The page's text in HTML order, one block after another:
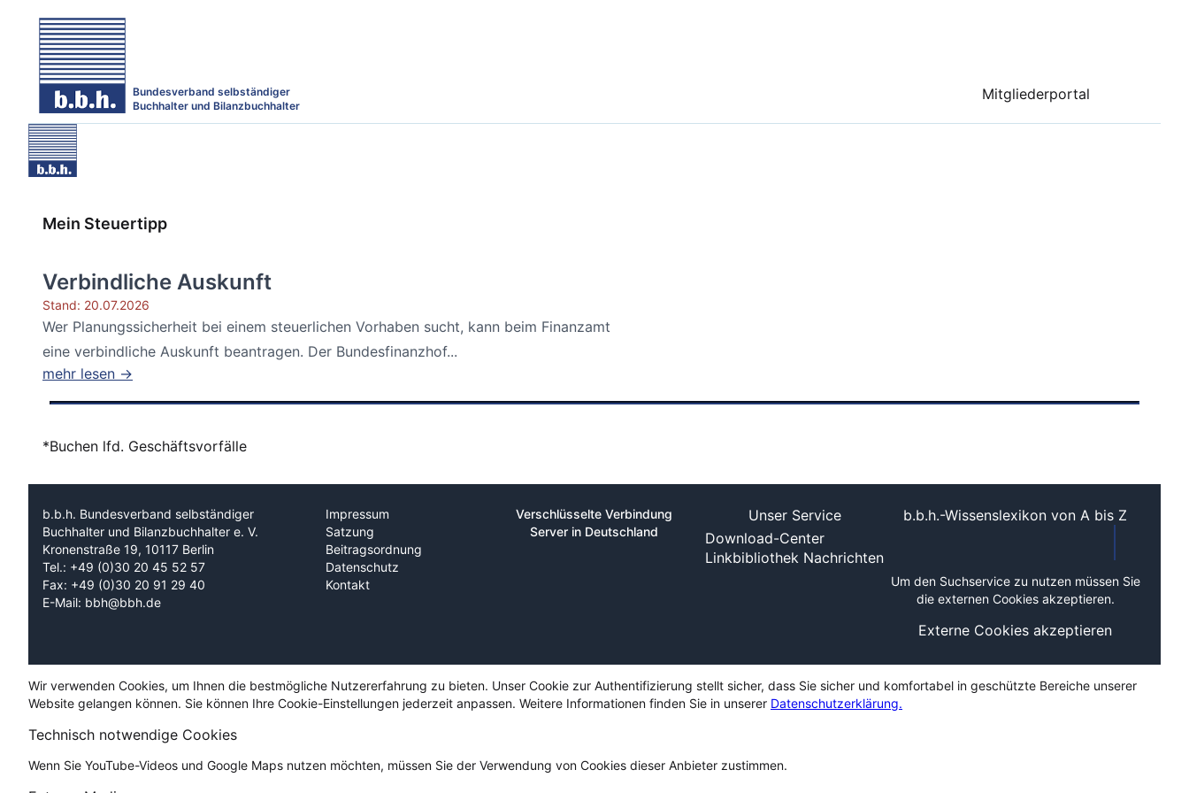
Bundesverband selbständiger
Buchhalter und Bilanzbuchhalter
Mitgliederportal
Mein Steuertipp
Verbindliche Auskunft
Stand: 20.07.2026
Wer Planungssicherheit bei einem steuerlichen Vorhaben sucht, kann beim Finanzamt
eine verbindliche Auskunft beantragen. Der Bundesfinanzhof...
mehr lesen →
*Buchen lfd. Geschäftsvorfälle
b.b.h. Bundesverband selbständiger
Buchhalter und Bilanzbuchhalter e. V.
Kronenstraße 19, 10117 Berlin
Tel.: +49 (0)30 20 45 52 57
Fax: +49 (0)30 20 91 29 40
E-Mail: bbh@bbh.de
Impressum
Satzung
Beitragsordnung
Datenschutz
Kontakt
Verschlüsselte Verbindung
Server in Deutschland
Unser Service
Download-Center
Linkbibliothek Nachrichten
b.b.h.-Wissenslexikon von A bis Z
Um den Suchservice zu nutzen müssen Sie
die externen Cookies akzeptieren.
Externe Cookies akzeptieren
Wir verwenden Cookies, um Ihnen die bestmögliche Nutzererfahrung zu bieten. Unser Cookie zur Authentifizierung stellt sicher, dass Sie sicher und komfortabel in geschützte Bereiche unserer
Website gelangen können. Sie können Ihre Cookie-Einstellungen jederzeit anpassen. Weitere Informationen finden Sie in unserer Datenschutzerklärung.
Technisch notwendige Cookies
Wenn Sie YouTube-Videos und Google Maps nutzen möchten, müssen Sie der Verwendung von Cookies dieser Anbieter zustimmen.